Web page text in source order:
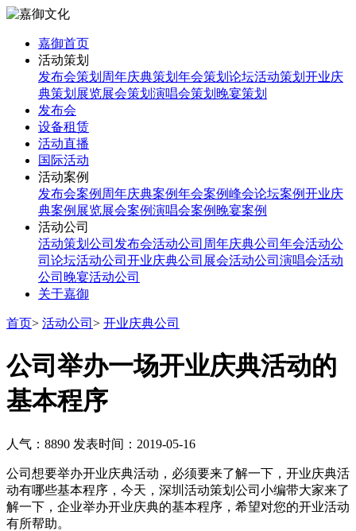
嘉御首页
活动策划
发布会策划 周年庆典策划 年会策划 论坛活动策划 开业庆
典策划 展览展会策划 演唱会策划 晚宴策划
发布会
设备租赁
活动直播
国际活动
活动案例
发布会案例 周年庆典案例年会案例峰会论坛案例开业庆
典案例 展览展会案例演唱会案例 晚宴案例
活动公司
活动策划公司 发布会活动公司 周年庆典公司 年会活动公
司 论坛活动公司 开业庆典公司 展会活动公司 演唱会活动
公司 晚宴活动公司
关于嘉御
首页> 活动公司 > 开业庆典公司
公司举办一场开业庆典活动的
基本程序
人气：8890 发表时间：2019-05-16
公司想要举办开业庆典活动，必须要来了解一下，开业庆典活
动有哪些基本程序，今天，深圳活动策划公司小编带大家来了
解一下，企业举办开业庆典的基本程序，希望对您的开业活动
有所帮助。